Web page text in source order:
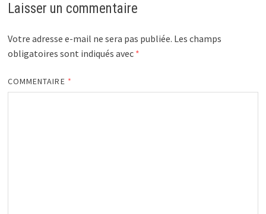
Laisser un commentaire
Votre adresse e-mail ne sera pas publiée. Les champs
obligatoires sont indiqués avec *
COMMENTAIRE *